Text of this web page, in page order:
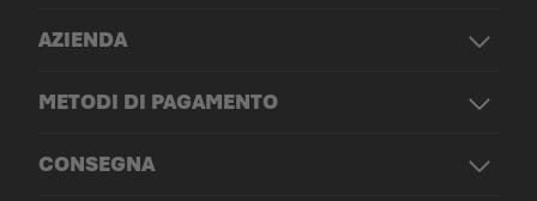
AZIENDA
METODI DI PAGAMENTO
CONSEGNA